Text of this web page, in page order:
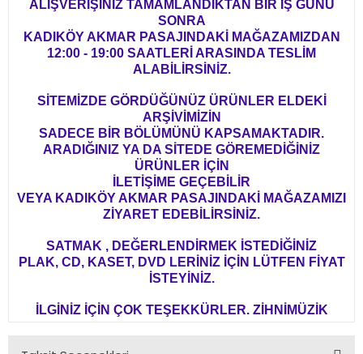
ALIŞVERİŞİNİZ TAMAMLANDIKTAN BİR İŞ GÜNÜ
SONRA
KADIKÖY AKMAR PASAJINDAKİ MAĞAZAMIZDAN
12:00 - 19:00 SAATLERİ ARASINDA TESLİM
ALABİLİRSİNİZ.
SİTEMİZDE GÖRDÜĞÜNÜZ ÜRÜNLER ELDEKİ
ARŞİVİMİZİN
SADECE BİR BÖLÜMÜNÜ KAPSAMAKTADIR.
ARADIĞINIZ YA DA SİTEDE GÖREMEDİĞİNİZ
ÜRÜNLER İÇİN
İLETİŞİME GEÇEBİLİR
VEYA KADIKÖY AKMAR PASAJINDAKİ MAĞAZAMIZI
ZİYARET EDEBİLİRSİNİZ.
SATMAK , DEĞERLENDİRMEK İSTEDİĞİNİZ
PLAK, CD, KASET, DVD LERİNİZ İÇİN LÜTFEN FİYAT
İSTEYİNİZ.
İLGİNİZ İÇİN ÇOK TEŞEKKÜRLER. ZİHNİMÜZİK